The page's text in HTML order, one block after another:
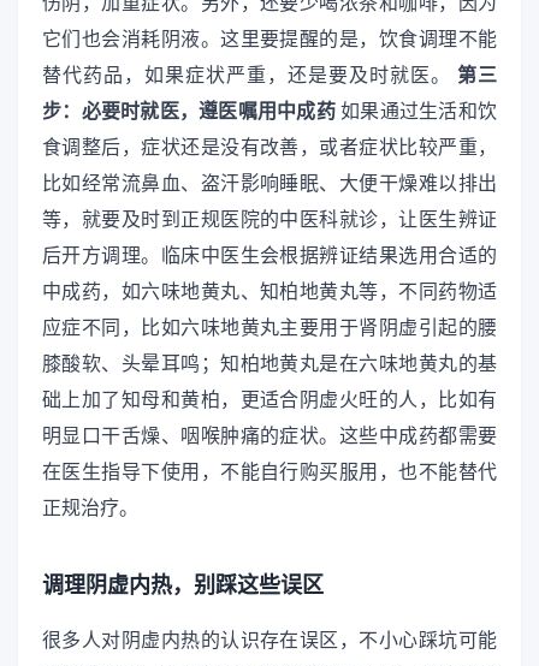
它们也会消耗阴液。这里要提醒的是，饮食调理不能
替代药品，如果症状严重，还是要及时就医。 第三
步：必要时就医，遵医嘱用中成药如果通过生活和饮
食调整后，症状还是没有改善，或者症状比较严重，
比如经常流鼻血、盗汗影响睡眠、大便干燥难以排出
等，就要及时到正规医院的中医科就诊，让医生辨证
后开方调理。临床中医生会根据辨证结果选用合适的
中成药，如六味地黄丸、知柏地黄丸等，不同药物适
应症不同，比如六味地黄丸主要用于肾阴虚引起的腰
膝酸软、头晕耳鸣；知柏地黄丸是在六味地黄丸的基
础上加了知母和黄柏，更适合阴虚火旺的人，比如有
明显口干舌燥、咽喉肿痛的症状。这些中成药都需要
在医生指导下使用，不能自行购买服用，也不能替代
正规治疗。
调理阴虚内热，别踩这些误区
很多人对阴虚内热的认识存在误区，不小心踩坑可能